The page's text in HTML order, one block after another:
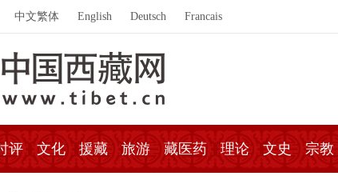
中文繁体 English Deutsch Francais
评 文化 援藏 旅游 藏医药 理论 文史 宗教